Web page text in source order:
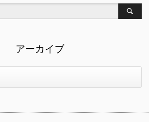
アーカイブ